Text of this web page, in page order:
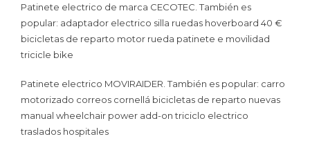
Patinete electrico de marca CECOTEC. También es
popular: adaptador electrico silla ruedas hoverboard 40 €
bicicletas de reparto motor rueda patinete e movilidad
tricicle bike
Patinete electrico MOVIRAIDER. También es popular: carro
motorizado correos cornellá bicicletas de reparto nuevas
manual wheelchair power add-on triciclo electrico
traslados hospitales